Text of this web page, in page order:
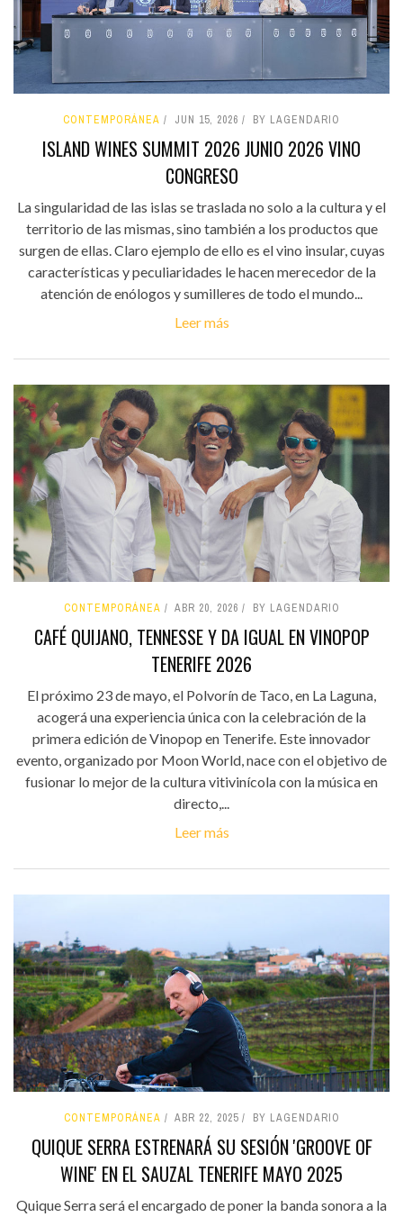
CONTEMPORÁNEA JUN 15, 2026 BY LAGENDARIO
ISLAND WINES SUMMIT 2026 JUNIO 2026 VINO
CONGRESO
La singularidad de las islas se traslada no solo a la cultura y el
territorio de las mismas, sino también a los productos que
surgen de ellas. Claro ejemplo de ello es el vino insular, cuyas
características y peculiaridades le hacen merecedor de la
atención de enólogos y sumilleres de todo el mundo...
Leer más
CONTEMPORÁNEA ABR 20, 2026 BY LAGENDARIO
CAFÉ QUIJANO, TENNESSE Y DA IGUAL EN VINOPOP
TENERIFE 2026
El próximo 23 de mayo, el Polvorín de Taco, en La Laguna,
acogerá una experiencia única con la celebración de la
primera edición de Vinopop en Tenerife. Este innovador
evento, organizado por Moon World, nace con el objetivo de
fusionar lo mejor de la cultura vitivinícola con la música en
directo,...
Leer más
CONTEMPORÁNEA ABR 22, 2025 BY LAGENDARIO
QUIQUE SERRA ESTRENARÁ SU SESIÓN 'GROOVE OF
WINE' EN EL SAUZAL TENERIFE MAYO 2025
Quique Serra será el encargado de poner la banda sonora a la